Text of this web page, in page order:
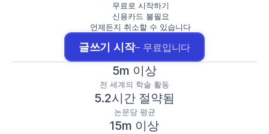
무료로 시작하기
신용카드 불필요
언제든지 취소할 수 있습니다
글쓰기 시작– 무료입니다
5m 이상
전 세계의 학술 활동
5.2시간 절약됨
논문당 평균
15m 이상